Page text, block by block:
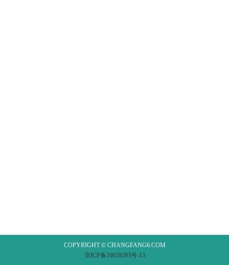
COPYRIGHT © CHANGFANG6.COM
京ICP备20018293号-13